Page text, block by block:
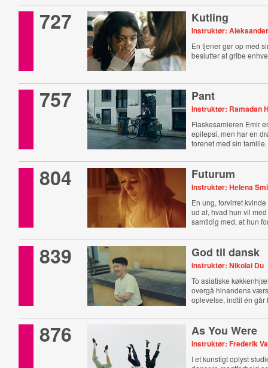
727 Kutling
Instruktør:
En tjener gør op med
beslutter at gribe
757 Pant
Instruktør: Ramadan
Flaskesamleren Emir
epilepsi, men har en
forenet med sin familie.
804 Futurum
Instruktør: Helena
En ung, forvirret
ud af, hvad hun vil
samtidig med, at hun
839 God til dansk
Instruktør: Nikolai Du
To asiatiske
overgå hinandens
oplevelse, indtil én går
876 As You Were
Instruktør: Frederik
I et kunstigt oplyst